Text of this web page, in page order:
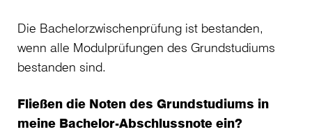
Die Bachelorzwischenprüfung ist bestanden,
wenn alle Modulprüfungen des Grundstudiums
bestanden sind.
Fließen die Noten des Grundstudiums in
meine Bachelor-Abschlussnote ein?